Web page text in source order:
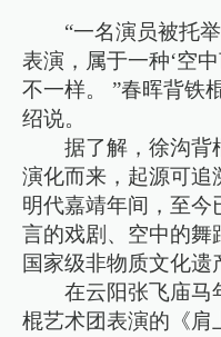
“一名演员被托
表演，属于一种‘空
不一样。 ”春晖背铁
绍说。
据了解，徐沟背
演化而来，起源可追
明代嘉靖年间，至
言的戏剧、空中的舞
国家级非物质文化遗
在云阳张飞庙马
棍艺术团表演的《肩